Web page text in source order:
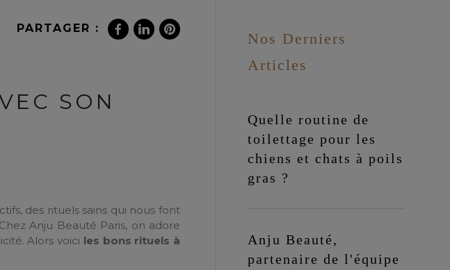
PARTAGER :
SON
des rituels sains qui nous font
Anju Beauté Paris, on adore
Alors voici les bons rituels à
Nos Derniers
Articles
Quelle routine de
toilettage pour les
chiens et chats à poils
gras ?
Anju Beauté,
partenaire de l'équipe